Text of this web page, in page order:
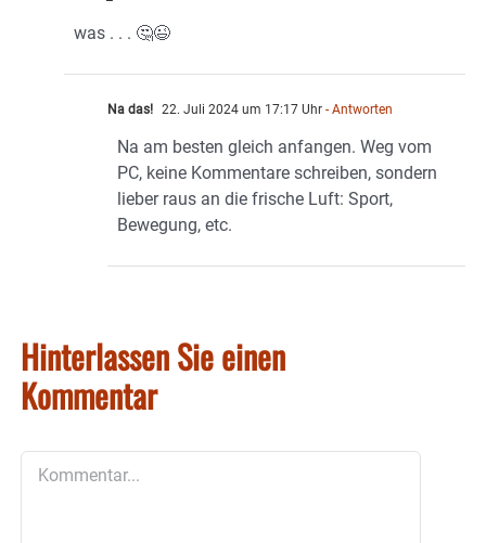
was . . . 🤔😉
Na das! 22. Juli 2024 um 17:17 Uhr - Antworten
Na am besten gleich anfangen. Weg vom
PC, keine Kommentare schreiben, sondern
lieber raus an die frische Luft: Sport,
Bewegung, etc.
Hinterlassen Sie einen
Kommentar